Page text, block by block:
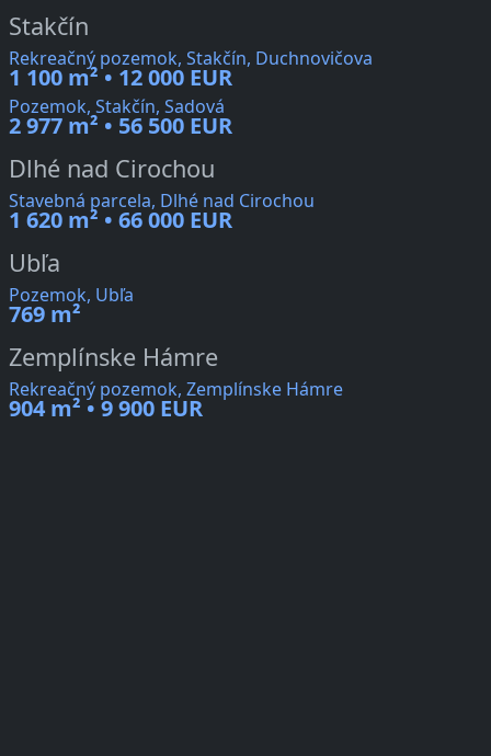
Stakčín
Rekreačný pozemok, Stakčín, Duchnovičova
1 100 m² • 12 000 EUR
Pozemok, Stakčín, Sadová
2 977 m² • 56 500 EUR
Dlhé nad Cirochou
Stavebná parcela, Dlhé nad Cirochou
1 620 m² • 66 000 EUR
Ubľa
Pozemok, Ubľa
769 m²
Zemplínske Hámre
Rekreačný pozemok, Zemplínske Hámre
904 m² • 9 900 EUR